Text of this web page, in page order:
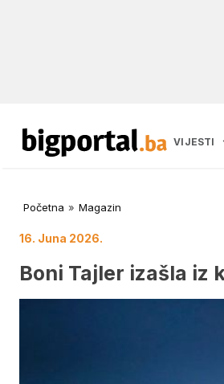
VIJESTI
Početna » Magazin
16. Juna 2026.
Boni Tajler izašla iz